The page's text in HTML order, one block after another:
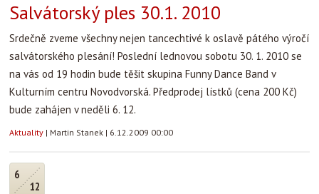
Salvátorský ples 30.1. 2010
Srdečně zveme všechny nejen tancechtivé k oslavě pátého výročí
salvátorského plesání! Poslední lednovou sobotu 30. 1. 2010 se
na vás od 19 hodin bude těšit skupina Funny Dance Band v
Kulturním centru Novodvorská. Předprodej lístků (cena 200 Kč)
bude zahájen v neděli 6. 12.
Aktuality | Martin Stanek | 6.12.2009 00:00
6
12